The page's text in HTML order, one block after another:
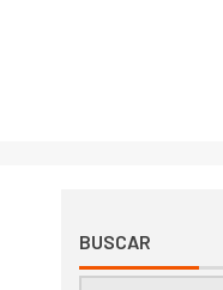
BUSCAR